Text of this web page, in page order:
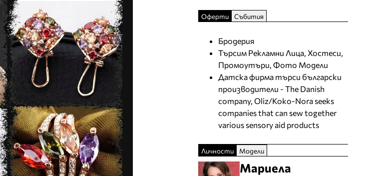
Оферти Събития
Бродерия
Търсим Рекламни Лица, Хостеси,
Промоутъри, Фото Модели
Датска фирма търси български
производители - The Danish
company, Oliz/Koko-Nora seeks
companies that can sew together
various sensory aid products
Личности Модели
Мариела